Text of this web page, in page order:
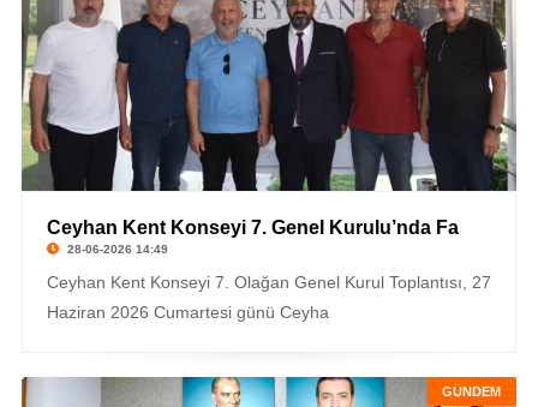
Ceyhan Kent Konseyi 7. Genel Kurulu’nda Fa
28-06-2026 14:49
Ceyhan Kent Konseyi 7. Olağan Genel Kurul Toplantısı, 27
Haziran 2026 Cumartesi günü Ceyha
GÜNDEM